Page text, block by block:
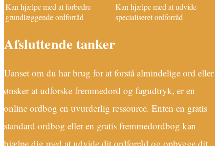
Kan hjælpe med at forbedre
grundlæggende ordforråd
Kan hjælpe med at udvide
specialiseret ordforråd
Afsluttende tanker
Uanset om du har brug for at forstå almindelige ord eller
ønsker at udforske fremmedord og fagudtryk, er en
online ordbog en uvurderlig ressource. Enten en gratis
standard ordbog eller en gratis fremmedordbog kan
hjælpe dig med at udvide dit ordforråd og opbygge dit